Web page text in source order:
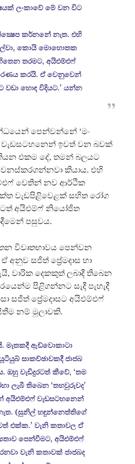
ලංකාවේ මේ වන විට
කර්නනේ නැත. එහි
කොයි මොහොතක
තරමට, අයිඑම්එෆ්
කරයි. ඒ වෙනුවෙන්
වඩා හොඳ විදියට.’ යන්න
පෙන්වන්නේ ‘මං
ඉවත් වන බවක්
එකම දේ, තමන් බලයට
කියාය. එහි
වෙතින් නව ආර්ථික
වැඩපිළිවෙළක් සහිත රෝග
අයිඑම්ෆ් නියෝජිත
පසුවය.
විවෘතභාවය පෙන්වන
සජිත් ප්‍රේමදාස හා
වාරික දෙකකුත් ලබාදී තිබෙන
පිළිගන්නට සැදී පැහැදී
සජිත් ප්‍රේමදාසට අයිඑම්එෆ්
නම් මුලාවකි.
මෑතකදී ඇඩ්වොකාටා
සාකච්ඡාවකදී ජාජබ
ඔහු වැඩිදුරටත් කීවේ, ‘තම
ලැබී තිබෙන ‘තහවුරුවද’
අයිඑම්එෆ් වැඩසටහනෙන්
(සුනිල් හඳුන්නෙත්තිගේ
එක්ක.’ වැනි කතාවල ඒ
පෙන්වීමට, අයිඑම්එෆ්
වැනි කතාවක් ජාජබද